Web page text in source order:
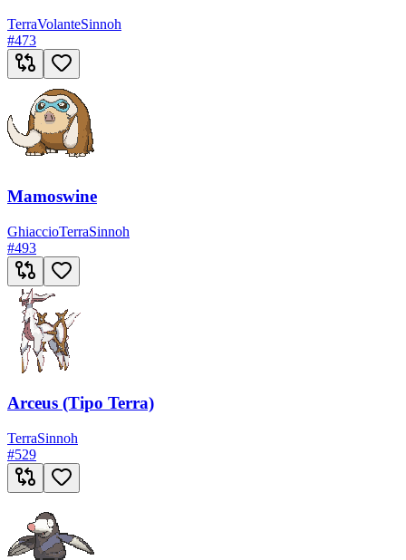
TerraVolanteSinnoh
#473
Mamoswine
GhiaccioTerraSinnoh
#493
Arceus (Tipo Terra)
TerraSinnoh
#529